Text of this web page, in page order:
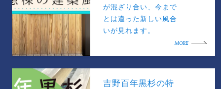
が混ざり合い、今まで
とは違った新しい風合
いが見れます。
MORE
吉野百年黒杉の特